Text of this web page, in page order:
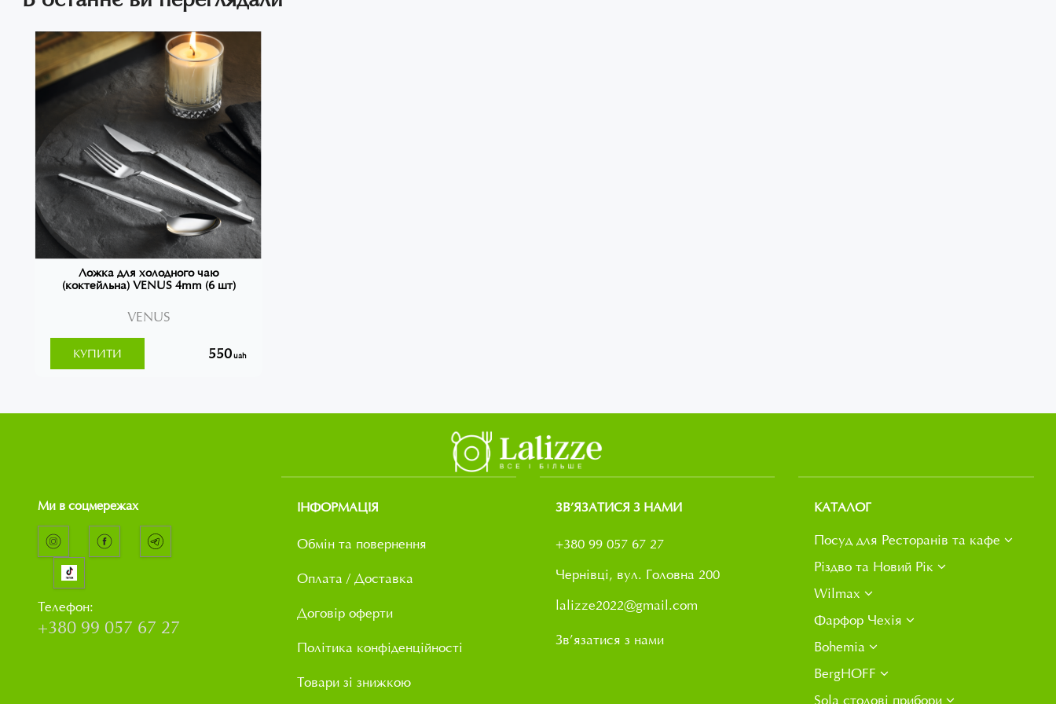
Ложка для холодного чаю
(коктейльна) VENUS 4mm (6 шт)
VENUS
550uah
КУПИТИ
Ми в соцмережах
Телефон:
+380 99 057 67 27
ІНФОРМАЦІЯ
Обмін та повернення
Оплата / Доставка
Договір оферти
Політика конфіденційності
Товари зі знижкою
ЗВ’ЯЗАТИСЯ З НАМИ
+380 99 057 67 27
Чернівці, вул. Головна 200
lalizze2022@gmail.com
Зв’язатися з нами
КАТАЛОГ
Посуд для Ресторанів та кафе
Різдво та Новий Рік
Wilmax
Фарфор Чехія
Bohemia
BergHOFF
Sola столові прибори